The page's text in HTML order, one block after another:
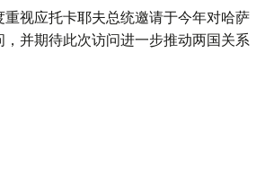
重视应托卡耶夫总统邀请于今年对哈萨
并期待此次访问进一步推动两国关系